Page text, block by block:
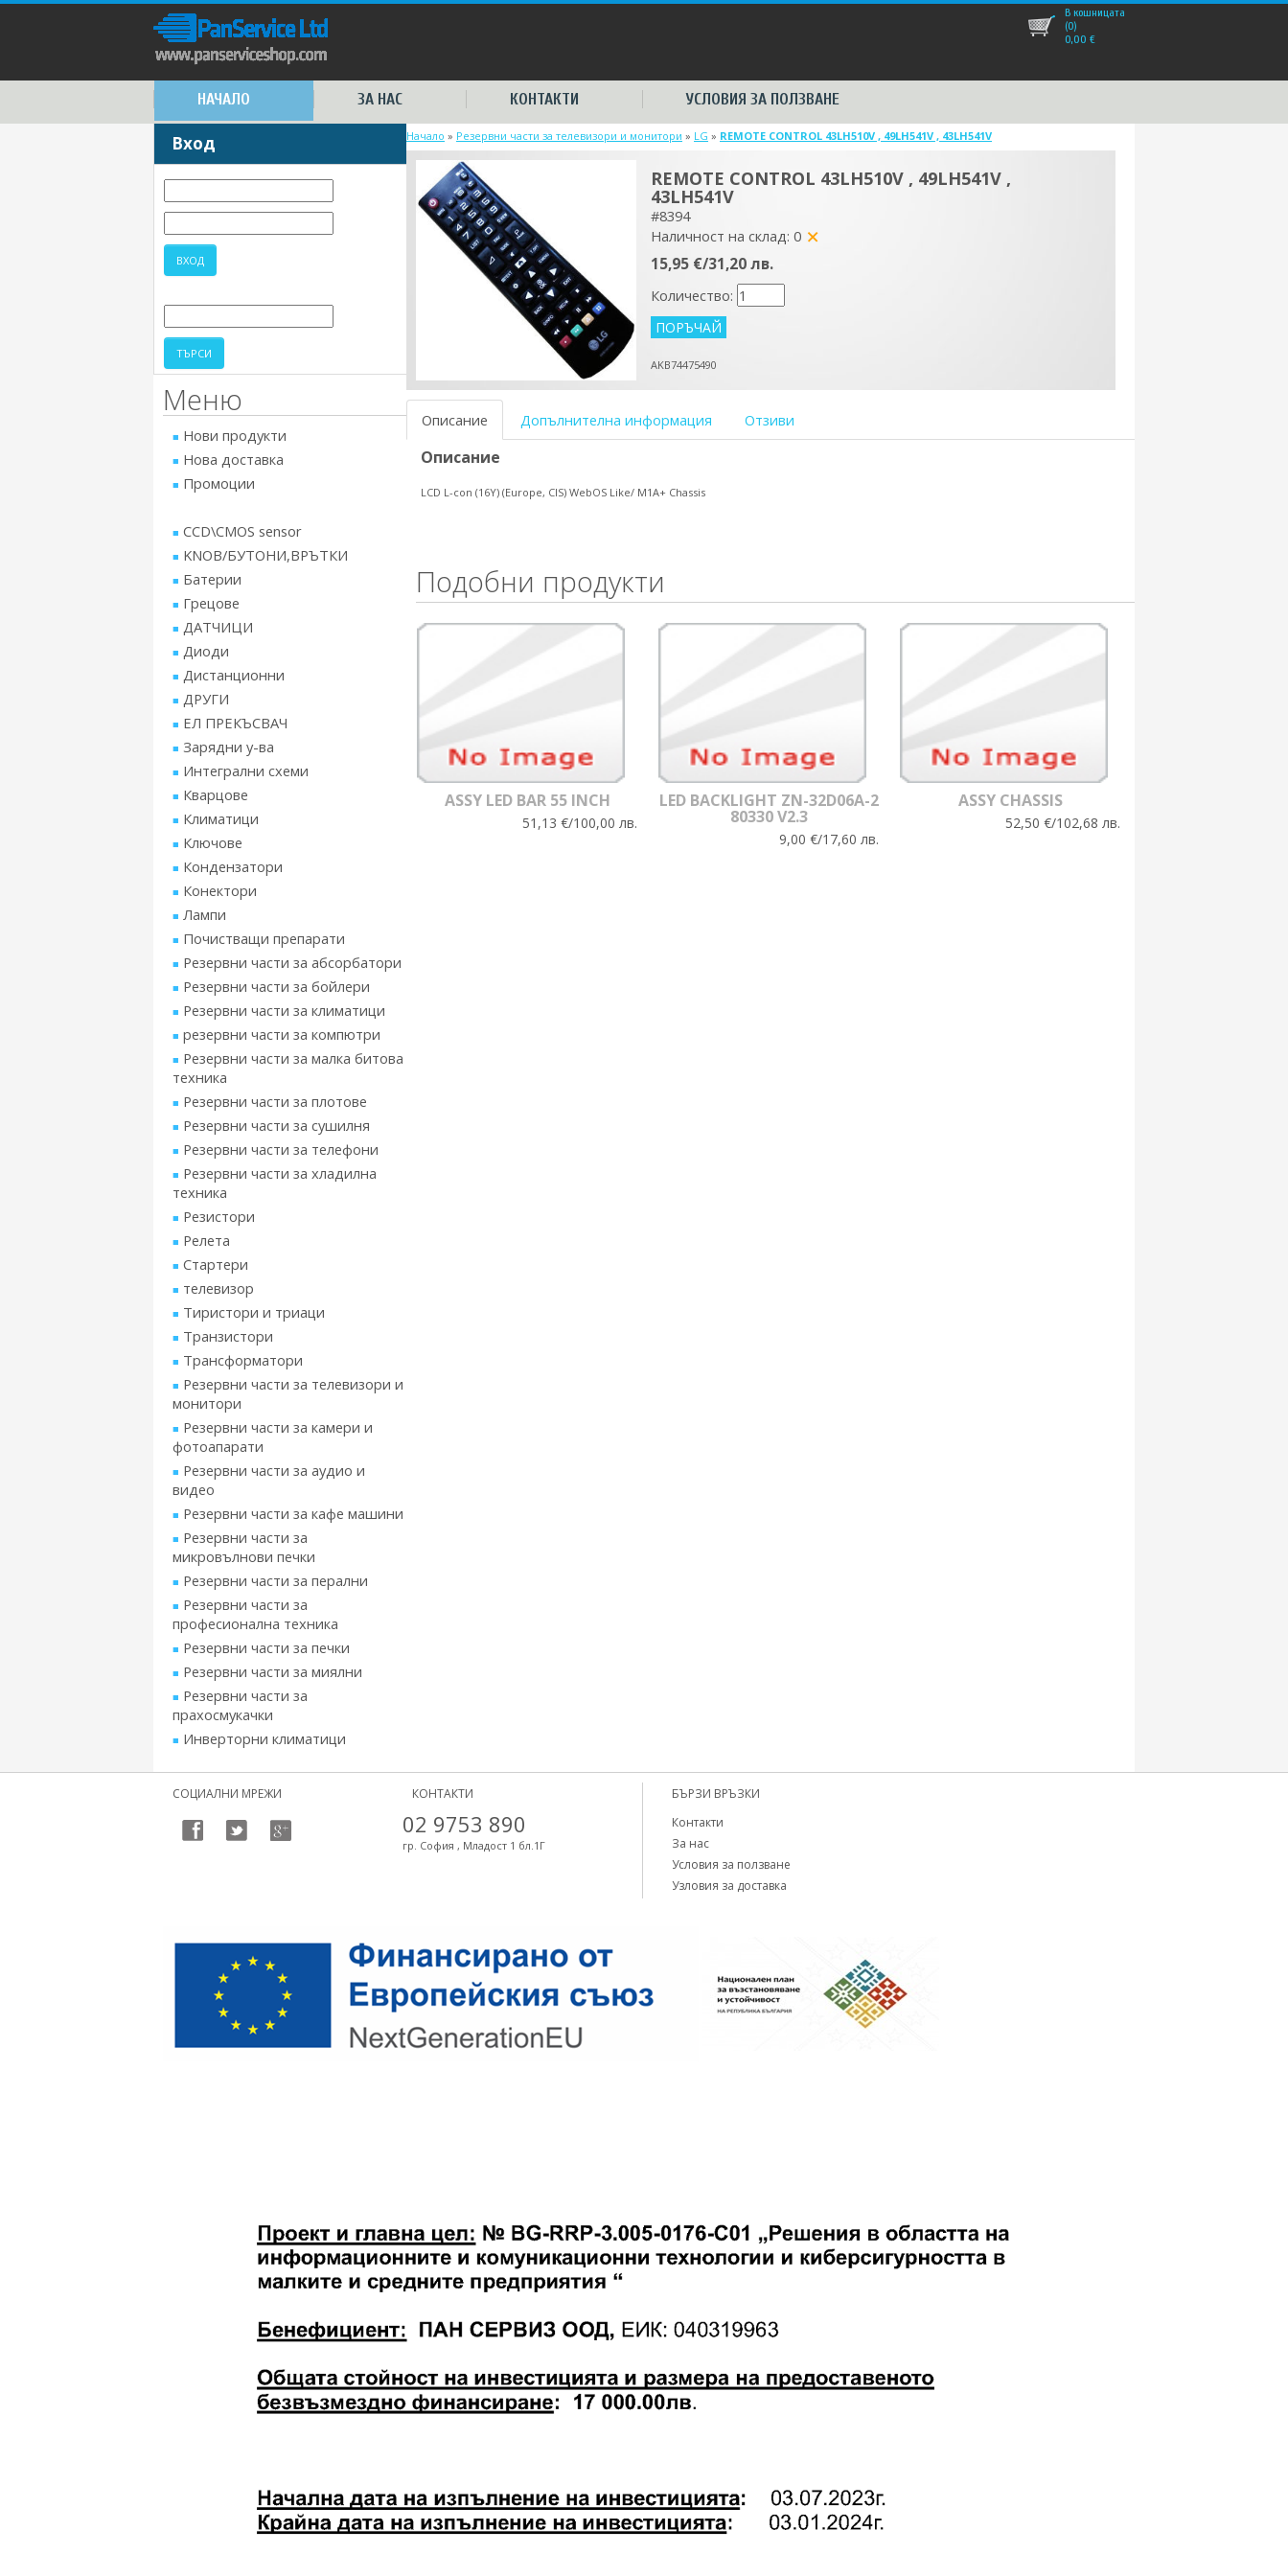
НАЧАЛО ЗА НАС КОНТАКТИ УСЛОВИЯ ЗА ПОЛЗВАНЕ
В кошницата
(0)
0,00 €
Вход
Меню
Нови продукти
Нова доставка
Промоции
CCD\CMOS sensor
KNOB/БУТОНИ,ВРЪТКИ
Батерии
Грецове
ДАТЧИЦИ
Диоди
Дистанционни
ДРУГИ
ЕЛ ПРЕКЪСВАЧ
Зарядни у-ва
Интегрални схеми
Кварцове
Климатици
Ключове
Кондензатори
Конектори
Лампи
Почистващи препарати
Резервни части за абсорбатори
Резервни части за бойлери
Резервни части за климатици
резервни части за компютри
Резервни части за малка битова
техника
Резервни части за плотове
Резервни части за сушилня
Резервни части за телефони
Резервни части за хладилна
техника
Резистори
Релета
Стартери
телевизор
Тиристори и триаци
Транзистори
Трансформатори
Резервни части за телевизори и
монитори
Резервни части за камери и
фотоапарати
Резервни части за аудио и
видео
Резервни части за кафе машини
Резервни части за
микровълнови печки
Резервни части за перални
Резервни части за
професионална техника
Резервни части за печки
Резервни части за миялни
Резервни части за
прахосмукачки
Инверторни климатици
Начало » Резервни части за телевизори и монитори » LG » REMОТЕ CONTROL 43LH510V , 49LH541V , 43LH541V
REMОТЕ CONTROL 43LH510V , 49LH541V ,
43LH541V
#8394
Наличност на склад: 0
15,95 €/31,20 лв.
Количество:
AKB74475490
Описание Допълнителна информация Отзиви
Описание
LCD L-con (16Y) (Europe, CIS) WebOS Like/ M1A+ Chassis
Подобни продукти
ASSY LED BAR 55 INCH
51,13 €/100,00 лв.
LED BACKLIGHT ZN-32D06A-2
80330 V2.3
9,00 €/17,60 лв.
ASSY CHASSIS
52,50 €/102,68 лв.
СОЦИАЛНИ МРЕЖИ КОНТАКТИ
02 9753 890
гр. София , Младост 1 бл.1Г
БЪРЗИ ВРЪЗКИ
Контакти
За нас
Условия за ползване
Узловия за доставка